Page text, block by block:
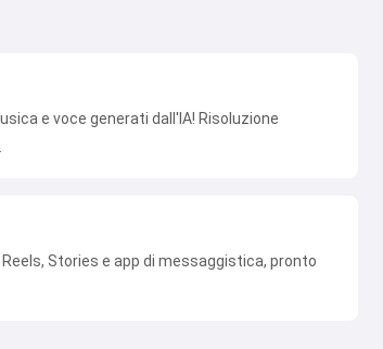
e voce generati dall'IA! Risoluzione
Stories e app di messaggistica, pronto